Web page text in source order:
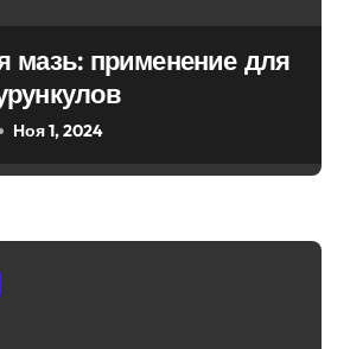
мазь: применение для
Ноя 1, 2024